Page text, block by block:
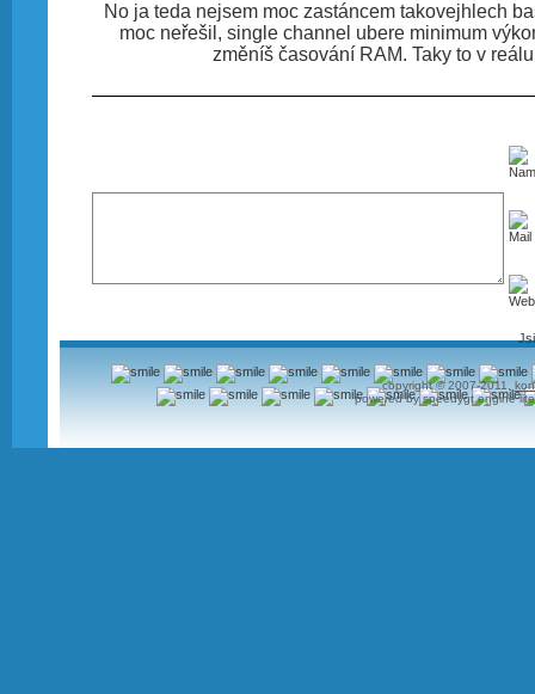
No ja teda nejsem moc zastáncem takovejhlech
moc neřešil, single channel ubere minimum
změníš časování RAM. Taky to v
copyright © 2007-2011.
powered by speedygt engine